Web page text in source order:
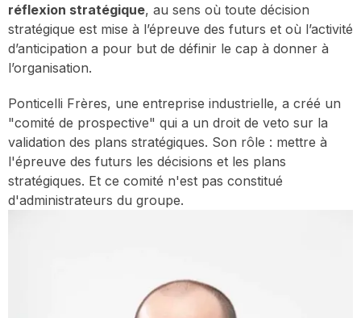
réflexion stratégique, au sens où toute décision
stratégique est mise à l’épreuve des futurs et où l’activité
d’anticipation a pour but de définir le cap à donner à
l’organisation.
Ponticelli Frères, une entreprise industrielle, a créé un
"comité de prospective" qui a un droit de veto sur la
validation des plans stratégiques. Son rôle : mettre à
l'épreuve des futurs les décisions et les plans
stratégiques. Et ce comité n'est pas constitué
d'administrateurs du groupe.